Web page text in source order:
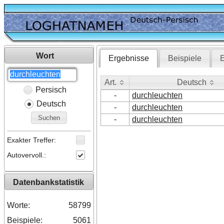
Wort
Persisch
Deutsch
Suchen
Exakter Treffer:
Autovervoll.:
Datenbankstatistik
Worte:
58799
Beispiele:
5061
Ergebnisse Beispiele
Art. Deutsch
Art.
Deutsch
- durchleuchten
-
durchleuchten
-
durchleuchten